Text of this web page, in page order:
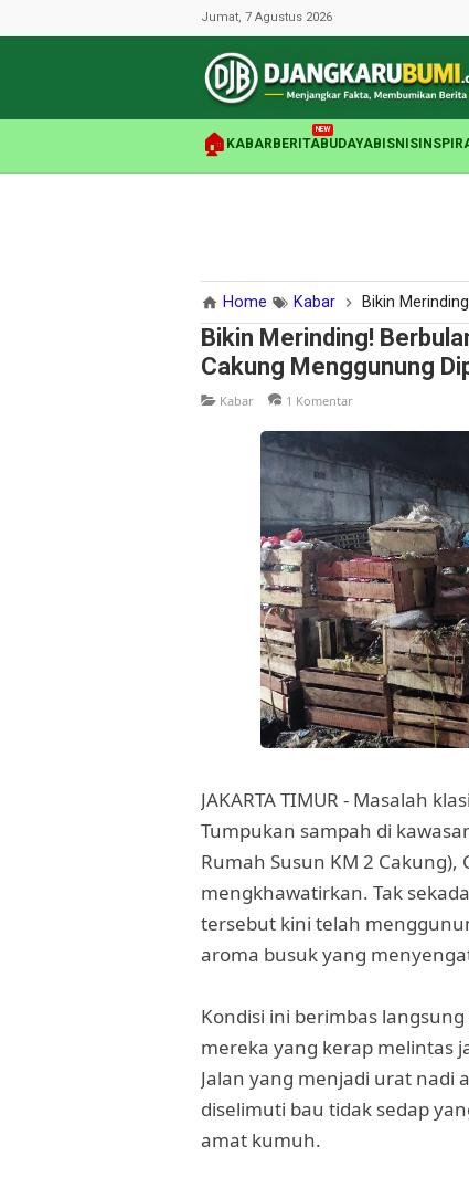
Jumat, 7 Agustus 2026
🏠 KABAR BERITA
NEW
BUDAYABISNIS
Home Kabar Bikin Merinding!
Bikin Merinding!
Cakung Menggunung
Kabar 1 Komentar
JAKARTA TIMUR - Masalah
Tumpukan sampah di
Rumah Susun KM 2
mengkhawatirkan. Tak
tersebut kini telah
aroma busuk yang
Kondisi ini berimbas
mereka yang kerap melintas
Jalan yang menjadi urat nadi
diselimuti bau tidak sedap
amat kumuh.